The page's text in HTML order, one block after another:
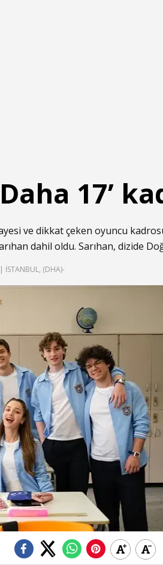
17’
ve dikkat çeken oyuncu
dahil oldu. Sarıhan, dizide
| İSTANBUL, (DHA)-